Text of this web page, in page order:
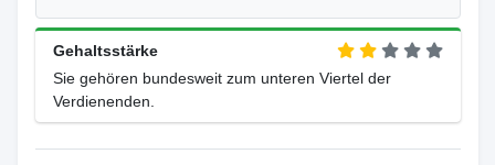
Gehaltsstärke
Sie gehören bundesweit zum unteren Viertel der
Verdienenden.